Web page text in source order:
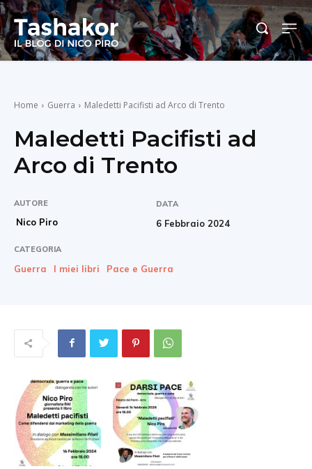
Home Guerra Maledetti Pacifisti ad Arco di Trento
Maledetti Pacifisti ad
Arco di Trento
AUTORE
Nico Piro
DATA
6 Febbraio 2024
CATEGORIA
Guerra I miei libri Pace e Guerra